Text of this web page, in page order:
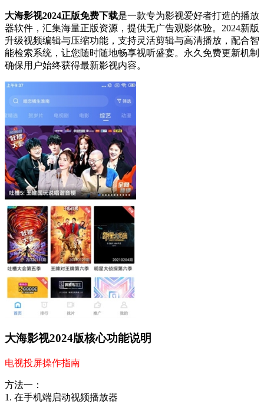
大海影视2024正版免费下载是一款专为影视爱好者打造的播放
器软件，汇集海量正版资源，提供无广告观影体验。2024新版
升级视频编辑与压缩功能，支持灵活剪辑与高清播放，配合智
能检索系统，让您随时随地畅享视听盛宴。永久免费更新机制
确保用户始终获得最新影视内容。
大海影视2024版核心功能说明
电视投屏操作指南
方法一：
1. 在手机端启动视频播放器